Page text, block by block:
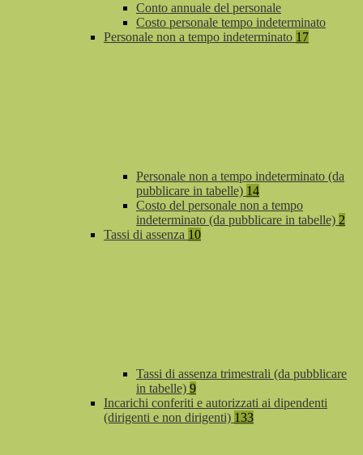
Conto annuale del personale
Costo personale tempo indeterminato
Personale non a tempo indeterminato 17
Personale non a tempo indeterminato (da
pubblicare in tabelle) 14
Costo del personale non a tempo
indeterminato (da pubblicare in tabelle) 2
Tassi di assenza 10
Tassi di assenza trimestrali (da pubblicare
in tabelle) 9
Incarichi conferiti e autorizzati ai dipendenti
(dirigenti e non dirigenti) 133